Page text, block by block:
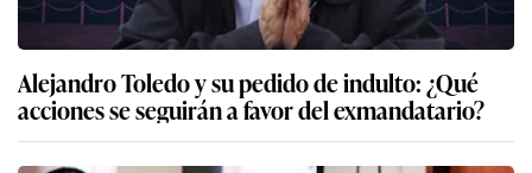
Alejandro Toledo y su pedido de indulto: ¿Qué
acciones se seguirán a favor del exmandatario?